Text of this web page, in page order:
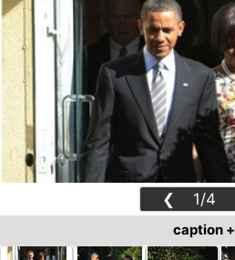
❮ 1/4
caption +